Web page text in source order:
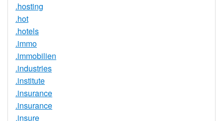
.hosting
.hot
.hotels
.immo
.immobilien
.industries
.institute
.insurance
.insurance
.insure